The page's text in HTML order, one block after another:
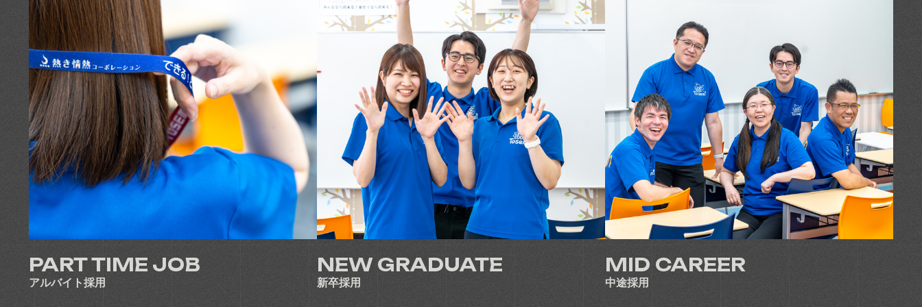
PART TIME JOB
アルバイト採用
NEW GRADUATE
新卒採用
MID CAREER
中途採用